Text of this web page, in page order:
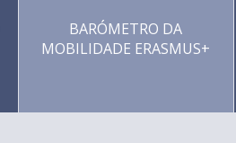
BARÓMETRO DA
MOBILIDADE ERASMUS+